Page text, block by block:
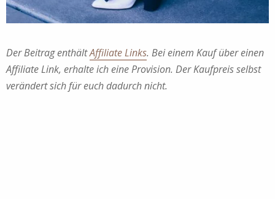
Der Beitrag enthältAffiliate Links. Bei einem Kauf über einen
Affiliate Link, erhalte ich eine Provision. Der Kaufpreis selbst
verändert sich für euch dadurch nicht.